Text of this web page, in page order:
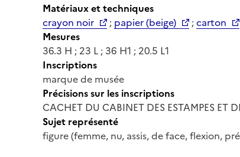
Matériaux et techniques
crayon noir
; papier (beige) ;carton
Mesures
36.3 H ; 23 L ; 36 H1 ; 20.5 L1
Inscriptions
marque de musée
Précisions sur les inscriptions
CACHET DU CABINET DES ESTAMPES ET
Sujet représenté
figure (femme, nu, assis, de face, flexion,